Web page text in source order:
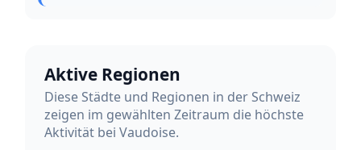
Aktive Regionen
Diese Städte und Regionen in der Schweiz
zeigen im gewählten Zeitraum die höchste
Aktivität bei Vaudoise.